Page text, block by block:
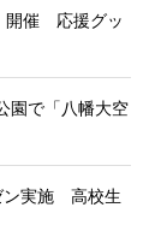
開催 応援グッ
園で「八幡大空
ン実施 高校生